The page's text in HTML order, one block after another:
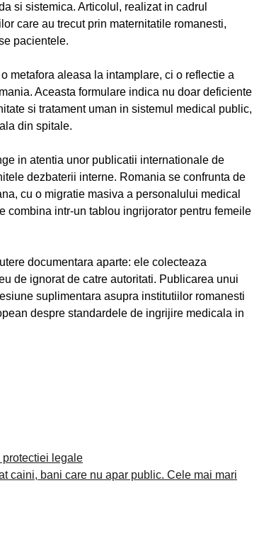
si sistemica. Articolul, realizat in cadrul
care au trecut prin maternitatile romanesti,
pacientele.
metafora aleasa la intamplare, ci o reflectie a
Aceasta formulare indica nu doar deficiente
si tratament uman in sistemul medical public,
din spitale.
in atentia unor publicatii internationale de
dezbaterii interne. Romania se confrunta de
cu o migratie masiva a personalului medical
combina intr-un tablou ingrijorator pentru femeile
documentara aparte: ele colecteaza
de ignorat de catre autoritati. Publicarea unui
suplimentara asupra institutiilor romanesti
despre standardele de ingrijire medicala in
legale
caini, bani care nu apar public. Cele mai mari